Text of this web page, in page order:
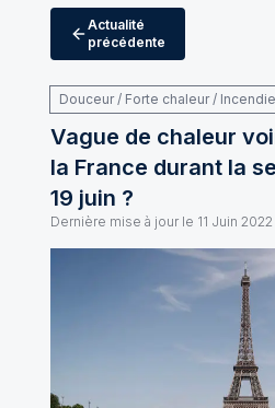
Actualité
précédente
Douceur / Forte chaleur /
Vague de chaleur
la France durant la
19 juin ?
Dernière mise à jour le 11 Juin 2022